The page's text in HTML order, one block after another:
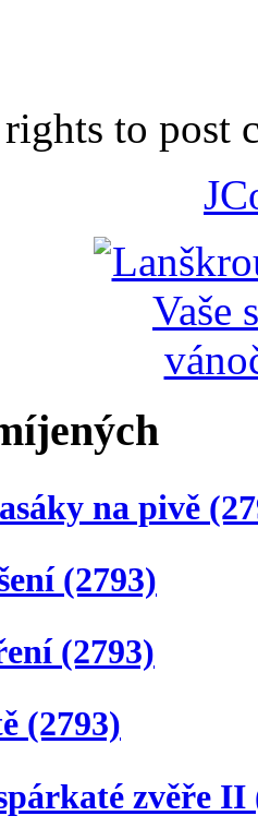
to post
na pivě
(2793)
(2793)
(2793)
zvěře II